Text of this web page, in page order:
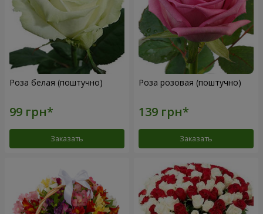
Роза белая (поштучно)
Заказать
Роза розовая (поштучно)
Заказать